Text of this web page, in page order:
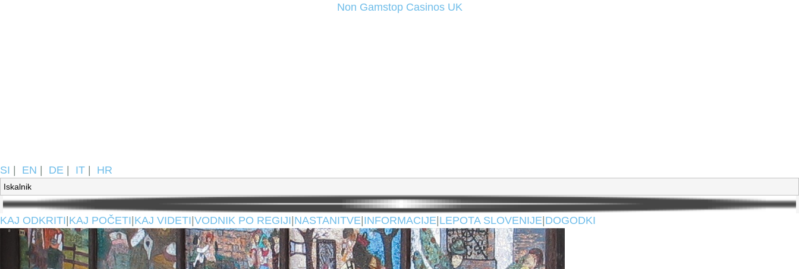
Non Gamstop Casinos UK
SI EN DE IT HR
KAJ ODKRITI KAJ POČETI KAJ VIDETI VODNIK PO REGIJI NASTANITVE INFORMACIJE LEPOTA SLOVENIJE DOGODKI